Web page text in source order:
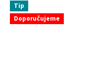
Tip
Doporučujeme